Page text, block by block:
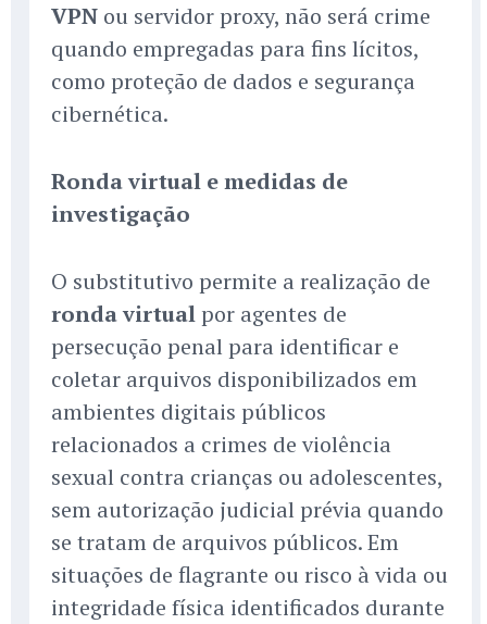
VPN ou servidor proxy, não será crime
quando empregadas para fins lícitos,
como proteção de dados e segurança
cibernética.
Ronda virtual e medidas de
investigação
O substitutivo permite a realização de
ronda virtual por agentes de
persecução penal para identificar e
coletar arquivos disponibilizados em
ambientes digitais públicos
relacionados a crimes de violência
sexual contra crianças ou adolescentes,
sem autorização judicial prévia quando
se tratam de arquivos públicos. Em
situações de flagrante ou risco à vida ou
integridade física identificados durante